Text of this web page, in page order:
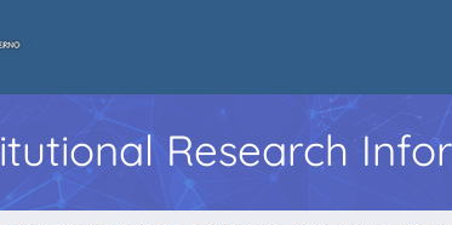
Research